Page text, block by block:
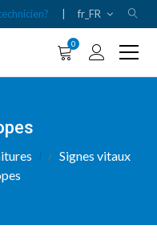
fr_FR
0
Signes vitaux